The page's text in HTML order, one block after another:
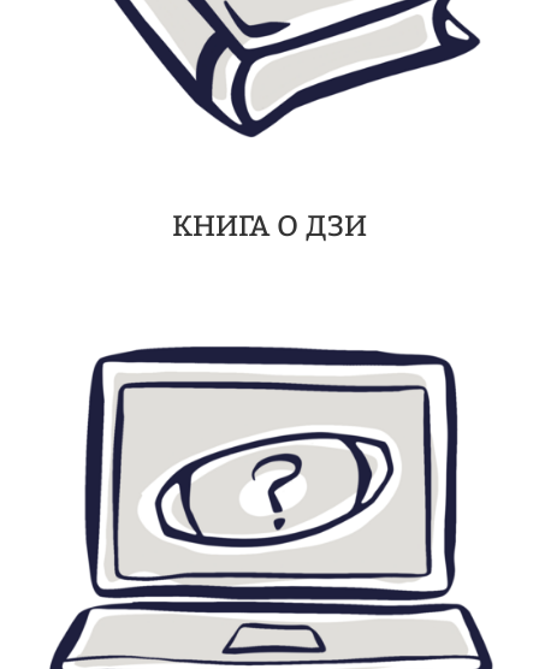
КНИГА О ДЗИ